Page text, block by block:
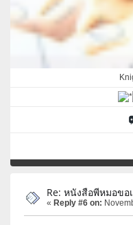
Re: หนังสือพีหมอขอ
« Reply #6 on: